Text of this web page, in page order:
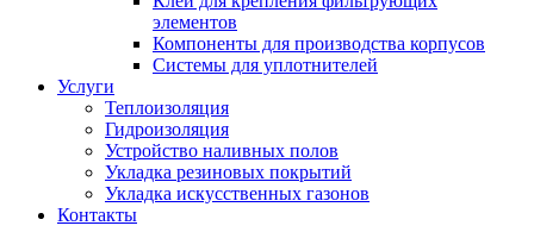
элементов
Компоненты для производства корпусов
Системы для уплотнителей
Услуги
Теплоизоляция
Гидроизоляция
Устройство наливных полов
Укладка резиновых покрытий
Укладка искусственных газонов
Контакты